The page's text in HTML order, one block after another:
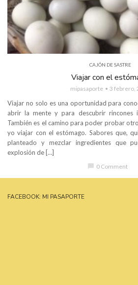
CAJÓN DE SASTRE
Viajar con el
mipasaporte 3 febrero,
Viajar no solo es una oportunidad para
abrir la mente y para descubrir rincones
También es el camino para poder probar
yo viajar con el estómago. Sabores que,
planteado y mezclar ingredientes que
explosión de […]
chat_bubble 0 Comment
FACEBOOK: MI PASAPORTE